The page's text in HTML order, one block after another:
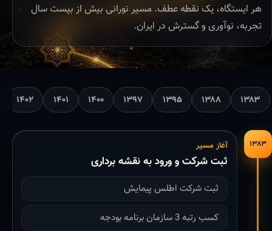
هر ایستگاه، یک نقطه عطف. مسیر نورانی بیش از بیست سال
تجربه، نوآوری و گسترش در ایران.
۱۳۸۳ ۱۳۸۸ ۱۳۹۵ ۱۳۹۷ ۱۴۰۰ ۱۴۰۱ ۱۴۰۲
۱۳۸۳ آغاز مسیر
ثبت شرکت و ورود به نقشه برداری
ثبت شرکت اطلس پیمایش
کسب رتبه 3 سازمان برنامه بودجه